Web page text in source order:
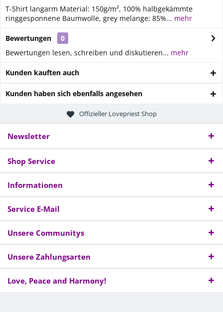
T-Shirt langarm Material: 150g/m², 100% halbgekämmte
ringgesponnene Baumwolle, grey melange: 85%... mehr
Bewertungen
0
Bewertungen lesen, schreiben und diskutieren... mehr
Kunden kauften auch
Kunden haben sich ebenfalls angesehen
Offizieller Lovepriest Shop
Newsletter
Shop Service
Informationen
Service E-Mail
Unsere Communitys
Unsere Zahlungsarten
Love, Peace and Harmony!